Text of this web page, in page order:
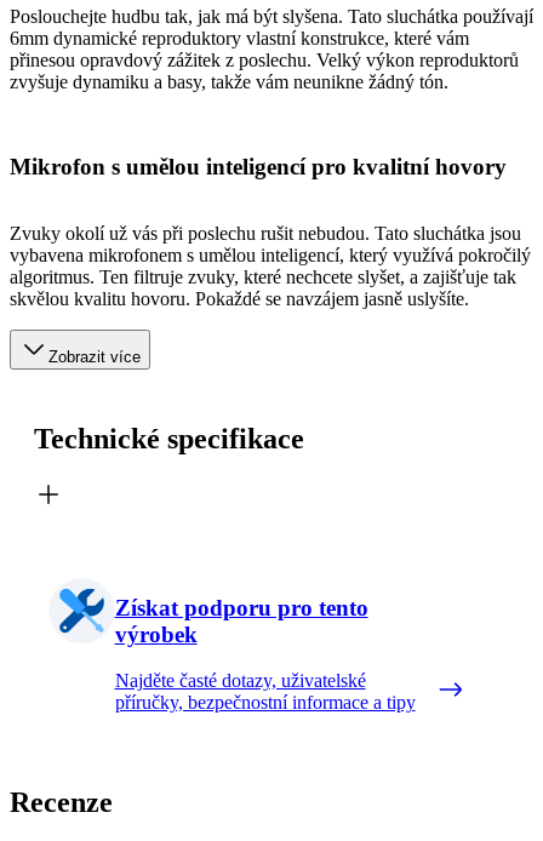
Poslouchejte hudbu tak, jak má být slyšena. Tato sluchátka používají
6mm dynamické reproduktory vlastní konstrukce, které vám
přinesou opravdový zážitek z poslechu. Velký výkon reproduktorů
zvyšuje dynamiku a basy, takže vám neunikne žádný tón.
Mikrofon s umělou inteligencí pro kvalitní hovory
Zvuky okolí už vás při poslechu rušit nebudou. Tato sluchátka jsou
vybavena mikrofonem s umělou inteligencí, který využívá pokročilý
algoritmus. Ten filtruje zvuky, které nechcete slyšet, a zajišťuje tak
skvělou kvalitu hovoru. Pokaždé se navzájem jasně uslyšíte.
Zobrazit více
Technické specifikace
Získat podporu pro tento
výrobek
Najděte časté dotazy, uživatelské
příručky, bezpečnostní informace a tipy
Recenze